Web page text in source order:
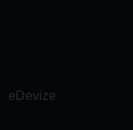
eDevize